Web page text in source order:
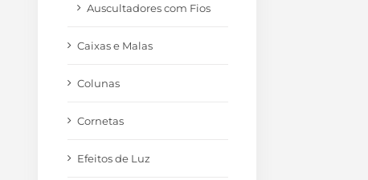
Auscultadores com Fios
Caixas e Malas
Colunas
Cornetas
Efeitos de Luz